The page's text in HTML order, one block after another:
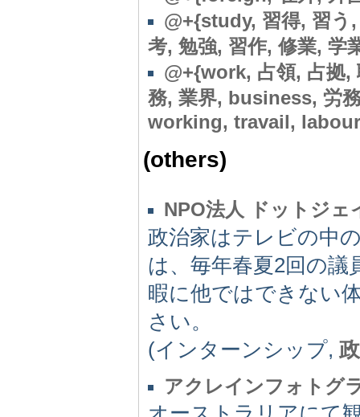
@+{study, 習得, 習う
考, 勉強, 習作, 修業, 学
@+{work, 占領, 占拠
務, 業界, business, 労
working, travail,
(others)
NPO法人 ドットジェ
政治家はテレビの中
は、毎年春夏2回の
暇に他ではできない
さい。
(インターンシップ,
アクレインフォトグ